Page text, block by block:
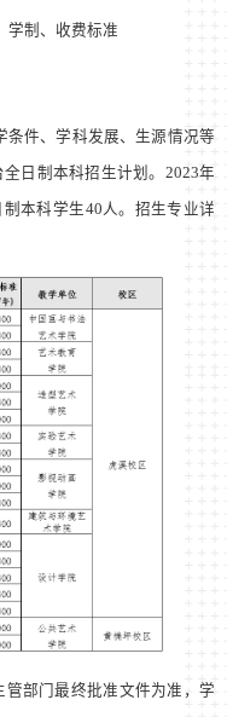
学制、收费标准
条件、学科发展、生源情况等
日制本科招生计划。2023年
本科学生40人。招生专业详
部门最终批准文件为准，学